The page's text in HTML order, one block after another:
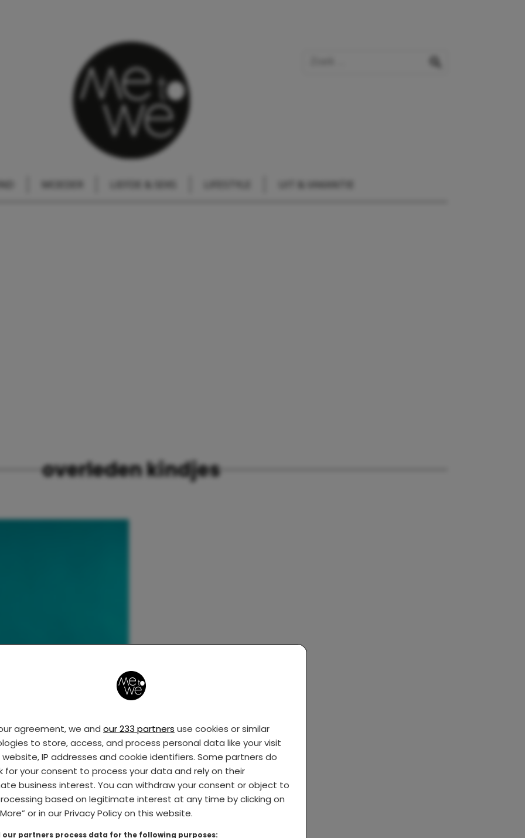
agreement, we and our 233 partners use cookies or similar
to store, access, and process personal data like your visit
IP addresses and cookie identifiers. Some partners do
for your consent to process your data and rely on their
business interest. You can withdraw your consent or object to
based on legitimate interest at any time by clicking on
or in our Privacy Policy on this website.
our partners process data for the following purposes:
MOEDER LIEFDE & SEKS UIT & VAKANTIE
overleden kindjes